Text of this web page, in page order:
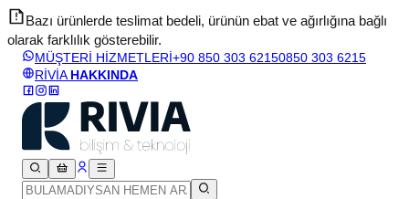
Bazı ürünlerde teslimat bedeli, ürünün ebat ve ağırlığına bağlı
olarak farklılık gösterebilir.
MÜŞTERİ HİZMETLERİ+90 850 303 62150850 303 6215
RİVİA HAKKINDA